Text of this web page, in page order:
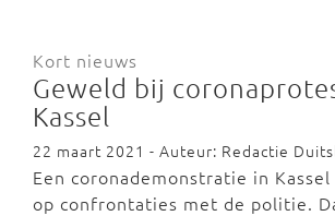
Kort nieuws
Geweld bij
Kassel
22 maart 2021 - Auteur: Redactie
Een coronademonstratie in
op confrontaties met de politie.